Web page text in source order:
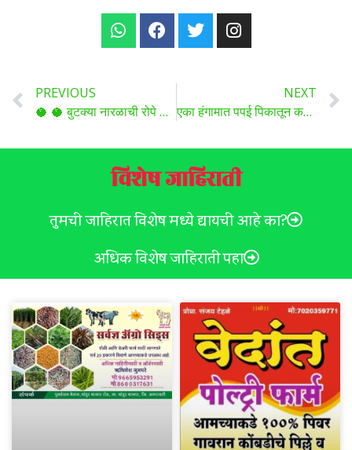
PREVIOUS
🥥 🥥 बुटक्या नारळाची रोपे विकणे आहे.
NEXT
एका हंगामात पपई पिकातून कमवा 10 लाख रुपये उत्पन्न , अशा प्रकारे करा नियोजन ..
विशेष जाहिराती
तुमची जाहिरात विशेष मध्ये द्यायची आहे का?
अधिक विशेष जाहिराती पहा